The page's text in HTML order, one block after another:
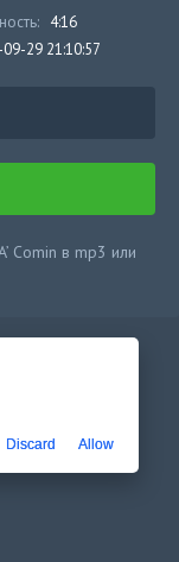
4:16
29 21:10:57
Comin в mp3 или
Discard Allow